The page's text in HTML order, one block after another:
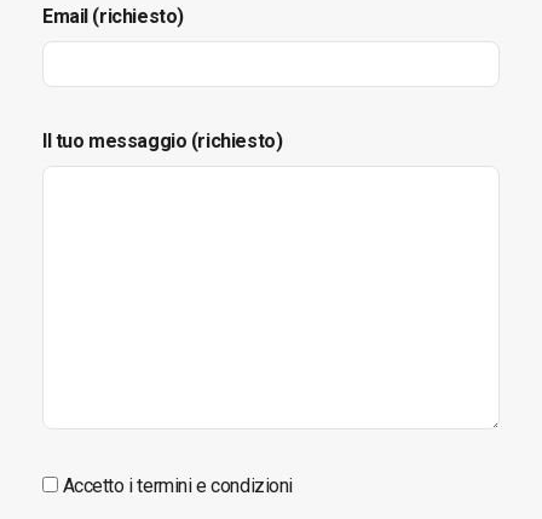
Email (richiesto)
Il tuo messaggio (richiesto)
Accetto i termini e condizioni